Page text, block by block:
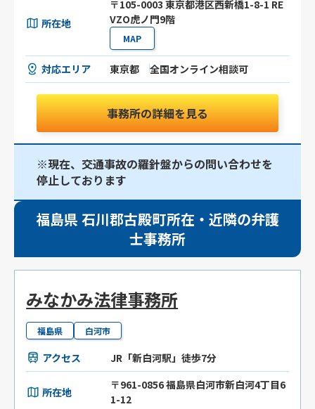
所在地
〒105-0003 東京都港区⻄新橋1-8-1 RE
VZO虎ノ門9階
MAP
対応エリア 東京都 全国オンライン相談可
事務所の詳細を見る
※現在、交通事故の羅針盤からの問い合わせを
停止しております
福島県 石川郡古殿町所在・近隣の弁護
士事務所
みなかみ法律事務所
福島県 白河市
アクセス JR「新白河駅」徒歩7分
所在地
〒961-0856 福島県白河市新白河4丁目6
1-12